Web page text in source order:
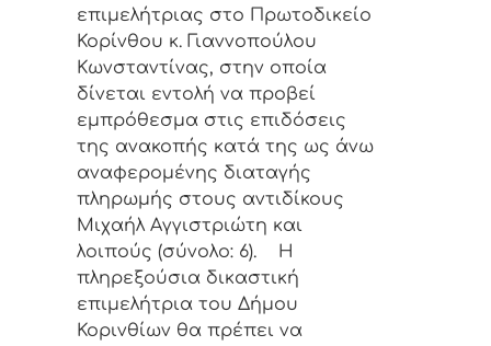
επιμελήτριας στο Πρωτοδικείο
Κορίνθου κ. Γιαννοπούλου
Κωνσταντίνας, στην οποία
δίνεται εντολή να προβεί
εμπρόθεσμα στις επιδόσεις
της ανακοπής κατά της ως άνω
αναφερομένης διαταγής
πληρωμής στους αντιδίκους
Μιχαήλ Αγγιστριώτη και
λοιπούς (σύνολο: 6). Η
πληρεξούσια δικαστική
επιμελήτρια του Δήμου
Κορινθίων θα πρέπει να